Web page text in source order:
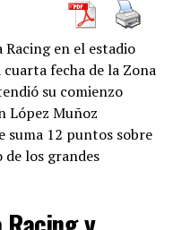
deberá
Inglaterra. El equipo
y acumuló
en la definición
en el estadio
fecha de la Zona
su comienzo
López Muñoz
suma 12 puntos sobre
de los grandes